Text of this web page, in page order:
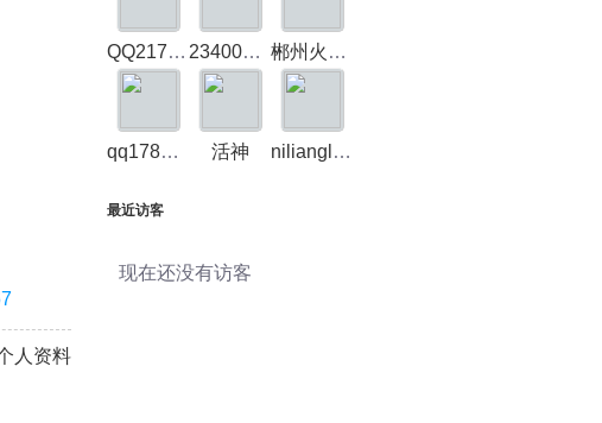
人资料
QQ2178312972 23400392 郴州火车迷
qq1787183242 活神 nilianglong
最近访客
现在还没有访客